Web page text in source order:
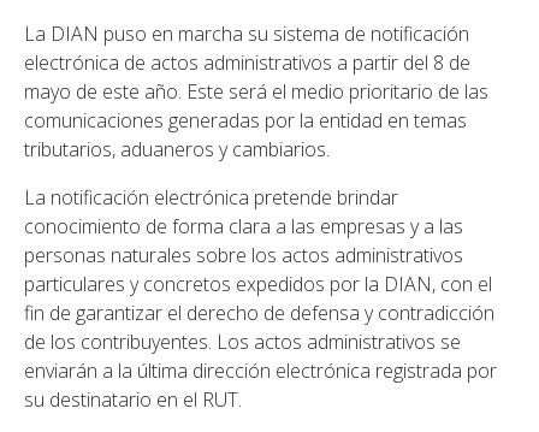
La DIAN puso en marcha su sistema de notificación
electrónica de actos administrativos a partir del 8 de
mayo de este año. Este será el medio prioritario de las
comunicaciones generadas por la entidad en temas
tributarios, aduaneros y cambiarios.
La notificación electrónica pretende brindar
conocimiento de forma clara a las empresas y a las
personas naturales sobre los actos administrativos
particulares y concretos expedidos por la DIAN, con el
fin de garantizar el derecho de defensa y contradicción
de los contribuyentes. Los actos administrativos se
enviarán a la última dirección electrónica registrada por
su destinatario en el RUT.